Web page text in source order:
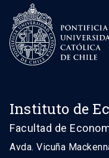
Instituto de
Facultad de
Avda. Vicuña